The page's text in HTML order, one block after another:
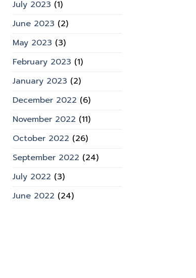
July 2023 (1)
June 2023 (2)
May 2023 (3)
February 2023 (1)
January 2023 (2)
December 2022 (6)
November 2022 (11)
October 2022 (26)
September 2022 (24)
July 2022 (3)
June 2022 (24)